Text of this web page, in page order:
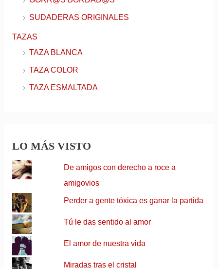
SUDADERAS ORIGINALES
TAZAS
TAZA BLANCA
TAZA COLOR
TAZA ESMALTADA
LO MÁS VISTO
De amigos con derecho a roce a
amigovios
Perder a gente tóxica es ganar la partida
Tú le das sentido al amor
El amor de nuestra vida
Miradas tras el cristal